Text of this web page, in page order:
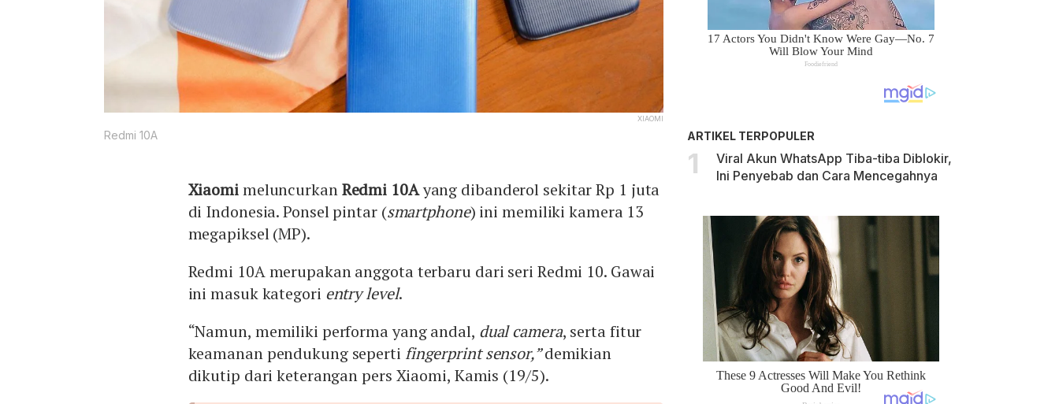
XIAOMI
Redmi 10A
XiaomimeluncurkanRedmi 10Ayang dibanderol sekitar Rp 1 juta
di Indonesia. Ponsel pintar (smartphone) ini memiliki kamera 13
megapiksel (MP).
Redmi 10A merupakan anggota terbaru dari seri Redmi 10. Gawai
ini masuk kategori entry level.
“Namun, memiliki performa yang andal, dual camera, serta fitur
keamanan pendukung seperti fingerprint sensor,”demikian
dikutip dari keterangan pers Xiaomi, Kamis (19/5).
ARTIKEL TERPOPULER
Viral Akun WhatsApp Tiba-tiba Diblokir,
Ini Penyebab dan Cara Mencegahnya